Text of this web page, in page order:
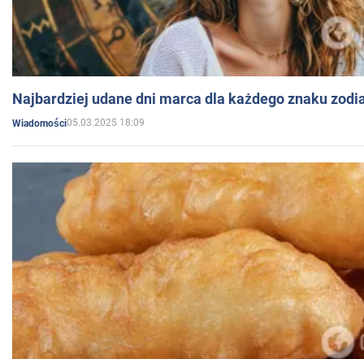
Najbardziej udane dni marca dla każdego znaku
Wiadomości05.03.2025 18:09